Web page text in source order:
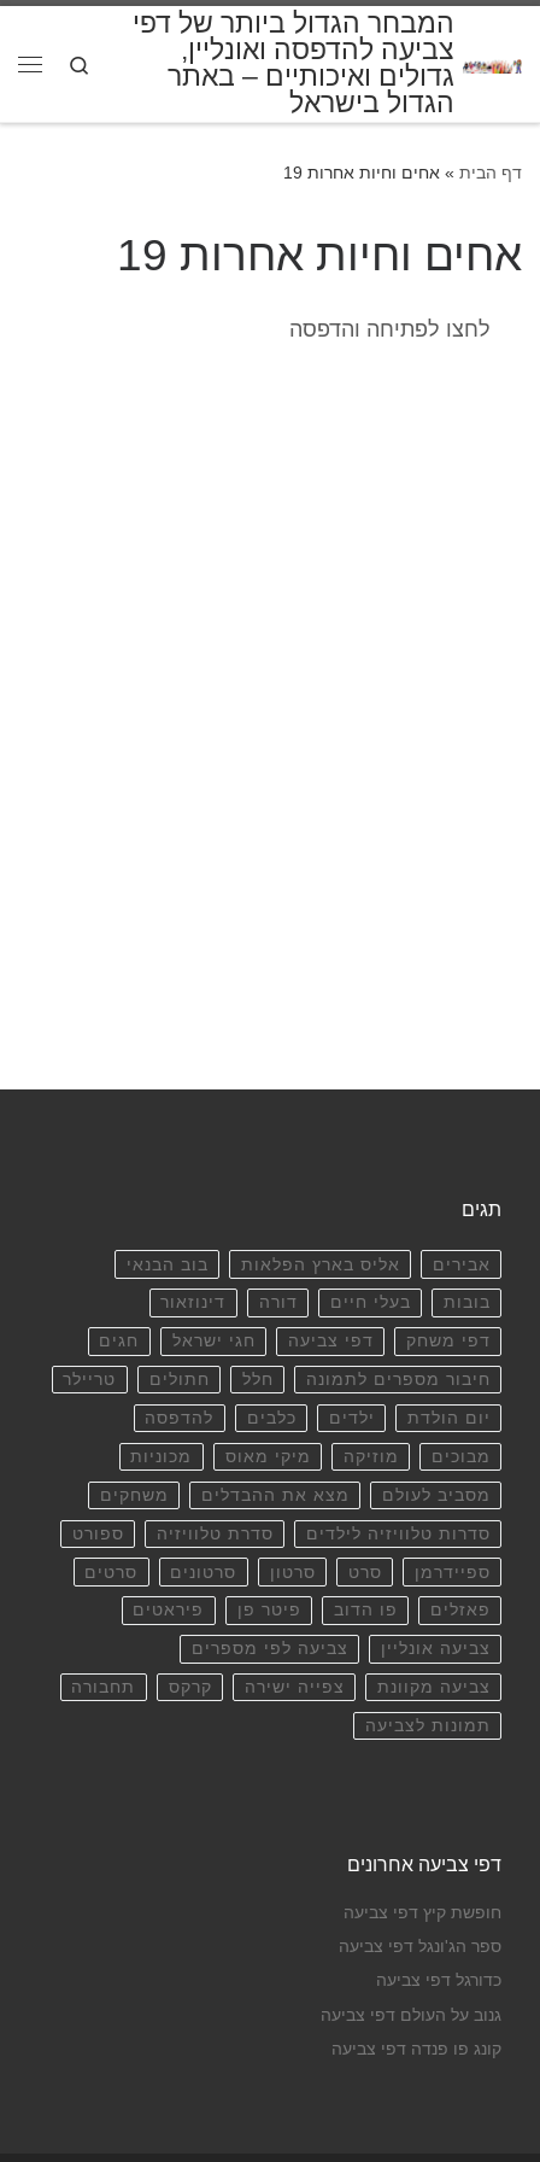
המבחר הגדול ביותר של דפי
צביעה להדפסה ואונליין,
גדולים ואיכותיים – באתר
הגדול בישראל
Search
דף הבית » אחים וחיות אחרות 19
אחים וחיות אחרות 19
לחצו לפתיחה והדפסה
תגים
אבירים אליס בארץ הפלאות בוב הבנאי
בובות בעלי חיים דורה דינוזאור
דפי משחק דפי צביעה חגי ישראל חגים
חיבור מספרים לתמונה חלל חתולים טריילר
יום הולדת ילדים כלבים להדפסה
מבוכים מוזיקה מיקי מאוס מכוניות
מסביב לעולם מצא את ההבדלים משחקים
סדרות טלוויזיה לילדים סדרת טלוויזיה ספורט
ספיידרמן סרט סרטון סרטונים סרטים
פאזלים פו הדוב פיטר פן פיראטים
צביעה אונליין צביעה לפי מספרים
צביעה מקוונת צפייה ישירה קרקס תחבורה
תמונות לצביעה
דפי צביעה אחרונים
חופשת קיץ דפי צביעה
ספר הג'ונגל דפי צביעה
כדורגל דפי צביעה
גנוב על העולם דפי צביעה
קונג פו פנדה דפי צביעה